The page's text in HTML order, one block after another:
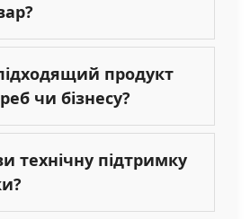
продукт
чи бізнесу?
технічну підтримку